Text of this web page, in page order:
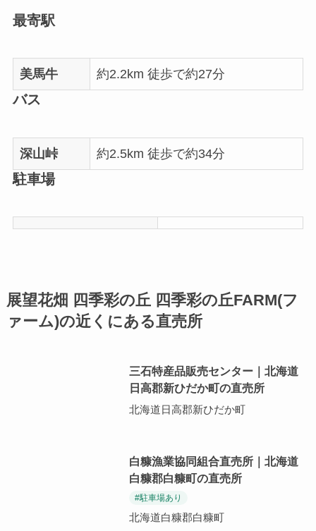
最寄駅
美馬牛 約2.2km 徒歩で約27分
バス
深山峠 約2.5km 徒歩で約34分
駐車場
展望花畑 四季彩の丘 四季彩の丘FARM(フ
ァーム)の近くにある直売所
三石特産品販売センター｜北海道
日高郡新ひだか町の直売所
北海道日高郡新ひだか町
白糠漁業協同組合直売所｜北海道
白糠郡白糠町の直売所
#駐車場あり
北海道白糠郡白糠町